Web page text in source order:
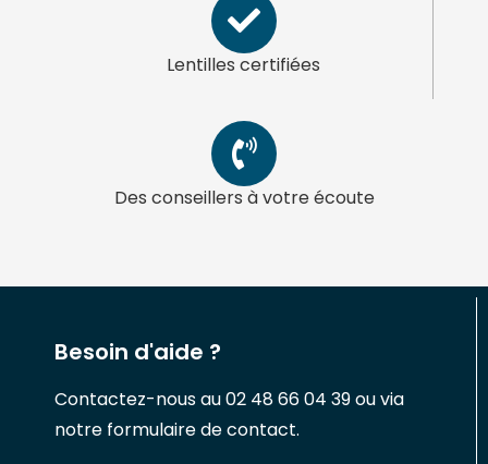
Lentilles certifiées
Des conseillers à votre écoute
Besoin d'aide ?
Contactez-nous au 02 48 66 04 39 ou via
notre formulaire de contact.